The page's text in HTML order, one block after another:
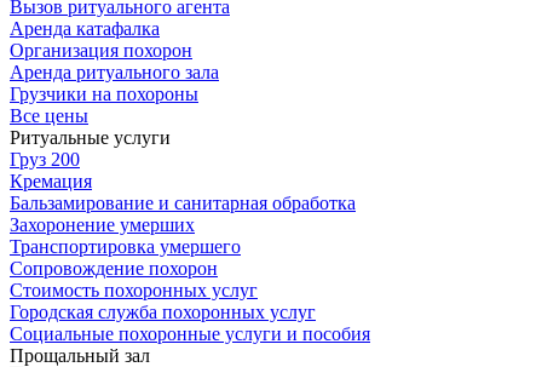
Вызов ритуального агента
Аренда катафалка
Организация похорон
Аренда ритуального зала
Грузчики на похороны
Все цены
Ритуальные услуги
Груз 200
Кремация
Бальзамирование и санитарная обработка
Захоронение умерших
Транспортировка умершего
Сопровождение похорон
Стоимость похоронных услуг
Городская служба похоронных услуг
Социальные похоронные услуги и пособия
Прощальный зал